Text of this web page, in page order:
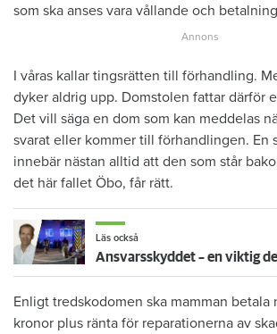
som ska anses vara vållande och
I våras kallar tingsrätten till förhandling.
dyker aldrig upp. Domstolen fattar därför
Det vill säga en dom som kan meddelas
svarat eller kommer till förhandlingen. En
innebär nästan alltid att den som står
det här fallet Öbo, får rätt.
Läs också
Enligt tredskodomen ska mamman
kronor plus ränta för reparationerna av